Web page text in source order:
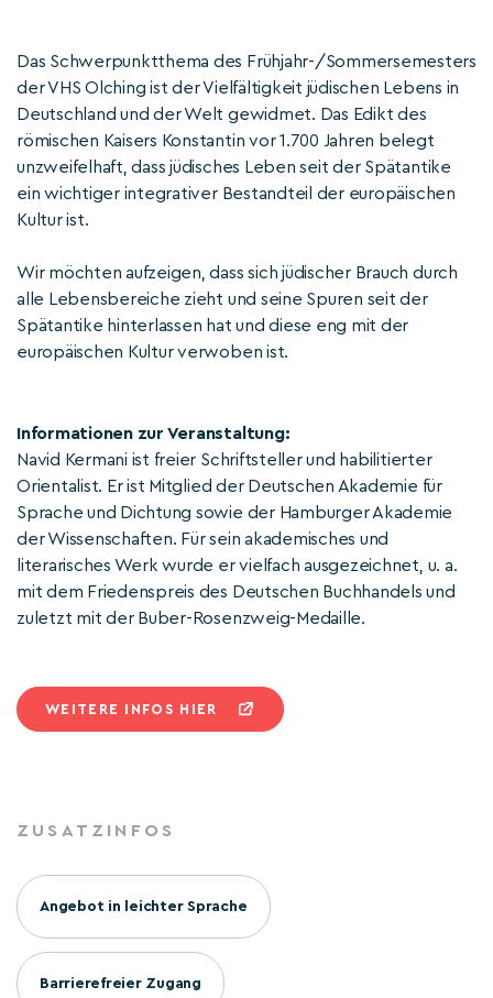
Das Schwerpunktthema des Frühjahr-/Sommersemesters
der VHS Olching ist der Vielfältigkeit jüdischen Lebens in
Deutschland und der Welt gewidmet. Das Edikt des
römischen Kaisers Konstantin vor 1.700 Jahren belegt
unzweifelhaft, dass jüdisches Leben seit der Spätantike
ein wichtiger integrativer Bestandteil der europäischen
Kultur ist.
Wir möchten aufzeigen, dass sich jüdischer Brauch durch
alle Lebensbereiche zieht und seine Spuren seit der
Spätantike hinterlassen hat und diese eng mit der
europäischen Kultur verwoben ist.
Informationen zur Veranstaltung:
Navid Kermani ist freier Schriftsteller und habilitierter
Orientalist. Er ist Mitglied der Deutschen Akademie für
Sprache und Dichtung sowie der Hamburger Akademie
der Wissenschaften. Für sein akademisches und
literarisches Werk wurde er vielfach ausgezeichnet, u. a.
mit dem Friedenspreis des Deutschen Buchhandels und
zuletzt mit der Buber-Rosenzweig-Medaille.
WEITERE INFOS HIER
ZUSATZINFOS
Angebot in leichter Sprache
Barrierefreier Zugang